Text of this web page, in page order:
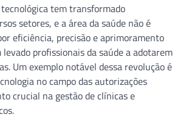
tem transformado
setores, e a área da saúde não é
eficiência, precisão e aprimoramento
levado profissionais da saúde a adotarem
Um exemplo notável dessa revolução é
no campo das autorizações
crucial na gestão de clínicas e